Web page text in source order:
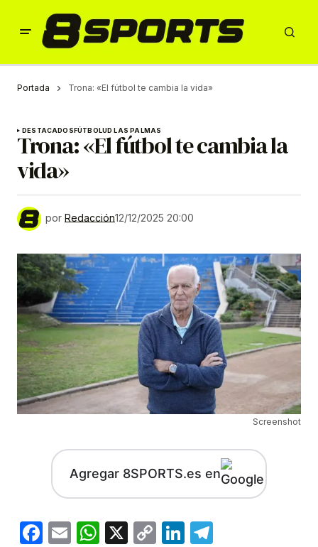
Portada Trona: «El fútbol te cambia la vida»
DESTACADOSFÚTBOLUD LAS PALMAS
Trona: «El fútbol te cambia la
vida»
por Redacción12/12/2025 20:00
Screenshot
Agregar 8SPORTS.es en
Facebook
EmailWhatsApp
X
CopyLinkedIn